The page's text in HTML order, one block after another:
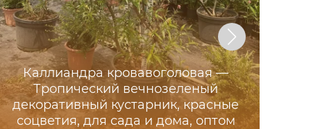
Каллиандра кровавоголовая —
Тропический вечнозеленый
декоративный кустарник, красные
соцветия, для сада и дома, оптом